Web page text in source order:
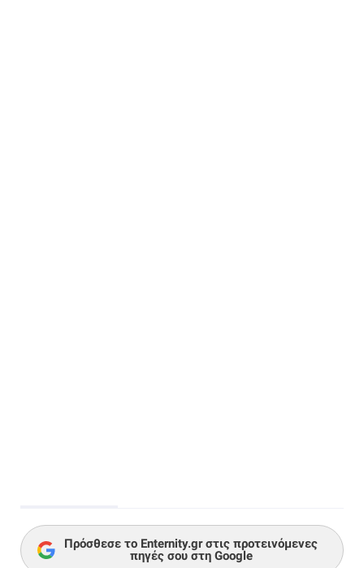
Πρόσθεσε το Enternity.gr στις προτεινόμενες
πηγές σου στη Google